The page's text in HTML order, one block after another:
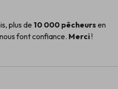
plus de 10 000 pêcheurs en
font confiance. Merci!